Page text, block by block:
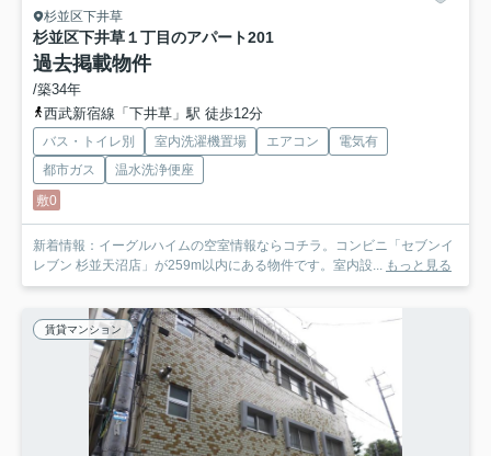
杉並区下井草
杉並区下井草１丁目のアパート201
過去掲載物件
/築34年
西武新宿線「下井草」駅 徒歩12分
バス・トイレ別 室内洗濯機置場 エアコン
電気有
都市ガス
温水洗浄便座
敷0
新着情報：イーグルハイムの空室情報ならコチラ。コンビニ「セブンイ
レブン 杉並天沼店」が259m以内にある物件です。室内設...
もっと見る
賃貸マンション